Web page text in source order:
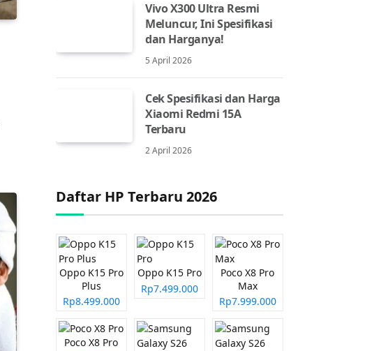
Vivo X300 Ultra Resmi
Meluncur, Ini Spesifikasi
dan Harganya!
5 April 2026
Cek Spesifikasi dan Harga
Xiaomi Redmi 15A
Terbaru
2 April 2026
Daftar HP Terbaru 2026
Oppo K15 Pro
Plus
Rp8.499.000
Oppo K15 Pro
Rp7.499.000
Poco X8 Pro
Max
Rp7.999.000
Poco X8 Pro